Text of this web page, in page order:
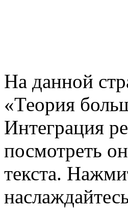
На данной
«Теория
Интеграция
посмотреть
текста.